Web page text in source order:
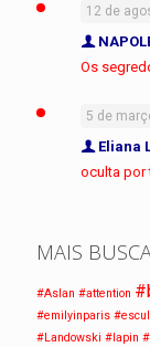
12 de
Os
5 de
Eliana
oculta por
MAIS
#Aslan #attention
#emilyinparis
#Landowski #lapin